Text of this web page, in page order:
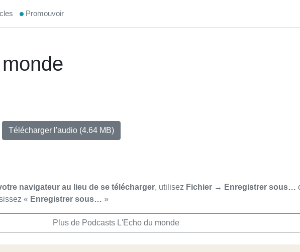
Promouvoir
Télécharger l'audio (4.64 MB)
navigateur au lieu de se télécharger, utilisez Fichier → Enregistrer sous…
« Enregistrer sous… »
Plus de Podcasts L'Echo du monde